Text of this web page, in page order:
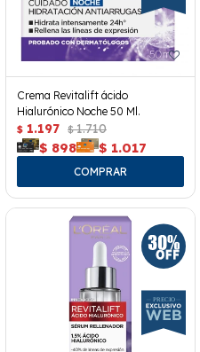
Crema Revitalift ácido
Hialurónico Noche 50 Ml.
$ 1.197 $ 1.710
$ 898 $ 1.017